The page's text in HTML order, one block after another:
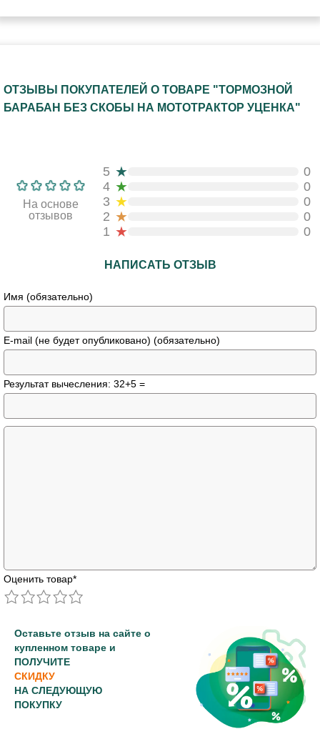
ОТЗЫВЫ ПОКУПАТЕЛЕЙ О ТОВАРЕ "ТОРМОЗНОЙ
БАРАБАН БЕЗ СКОБЫ НА МОТОТРАКТОР УЦЕНКА"
На основе
отзывов
5 ★
0
4 ★
0
3 ★
0
2 ★
0
1 ★ 0
НАПИСАТЬ ОТЗЫВ
Имя (обязательно)
E-mail (не будет опубликовано) (обязательно)
Результат вычесления: 32+5 =
Оценить товар*
Оставьте отзыв на сайте о
купленном товаре и
ПОЛУЧИТЕ
СКИДКУ
НА СЛЕДУЮЩУЮ
ПОКУПКУ